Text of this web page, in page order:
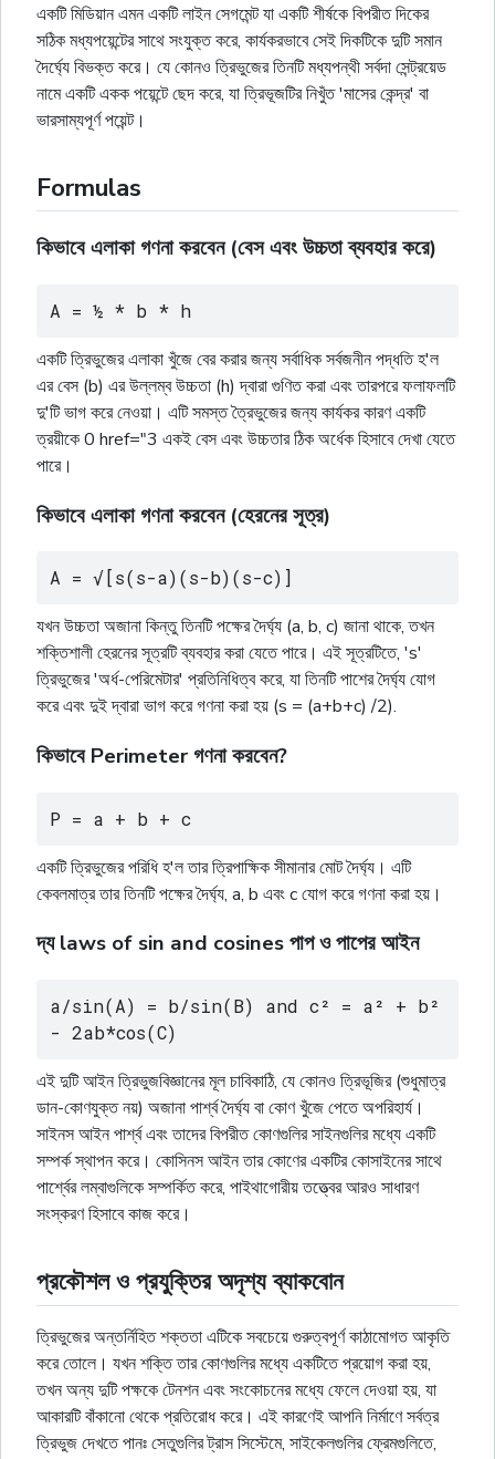
একটি মিডিয়ান এমন একটি লাইন সেগমেন্ট যা একটি শীর্ষকে বিপরীত দিকের
সঠিক মধ্যপয়েন্টের সাথে সংযুক্ত করে, কার্যকরভাবে সেই দিকটিকে দুটি সমান
দৈর্ঘ্যে বিভক্ত করে। যে কোনও ত্রিভুজের তিনটি মধ্যপন্থী সর্বদা সেন্ট্রয়েড
নামে একটি একক পয়েন্টে ছেদ করে, যা ত্রিভূজটির নিখুঁত 'মাসের কেন্দ্র' বা
ভারসাম্যপূর্ণ পয়েন্ট।
Formulas
কিভাবে এলাকা গণনা করবেন (বেস এবং উচ্চতা ব্যবহার করে)
A = ½ * b * h
একটি ত্রিভুজের এলাকা খুঁজে বের করার জন্য সর্বাধিক সর্বজনীন পদ্ধতি হ'ল
এর বেস (b) এর উল্লম্ব উচ্চতা (h) দ্বারা গুণিত করা এবং তারপরে ফলাফলটি
দু'টি ভাগ করে নেওয়া। এটি সমস্ত ত্রৈভুজের জন্য কার্যকর কারণ একটি
ত্রয়ীকে 0 href="3 একই বেস এবং উচ্চতার ঠিক অর্ধেক হিসাবে দেখা যেতে
পারে।
কিভাবে এলাকা গণনা করবেন (হেরনের সূত্র)
A = √[s(s-a)(s-b)(s-c)]
যখন উচ্চতা অজানা কিন্তু তিনটি পক্ষের দৈর্ঘ্য (a, b, c) জানা থাকে, তখন
শক্তিশালী হেরনের সূত্রটি ব্যবহার করা যেতে পারে। এই সূত্রটিতে, 's'
ত্রিভুজের 'অর্ধ-পেরিমেটার' প্রতিনিধিত্ব করে, যা তিনটি পাশের দৈৰ্ঘ্য যোগ
করে এবং দুই দ্বারা ভাগ করে গণনা করা হয় (s = (a+b+c) /2).
কিভাবে Perimeter গণনা করবেন?
P = a + b + c
একটি ত্রিভুজের পরিধি হ'ল তার ত্রিপাক্ষিক সীমানার মোট দৈর্ঘ্য। এটি
কেবলমাত্র তার তিনটি পক্ষের দৈৰ্ঘ্য, a, b এবং c যোগ করে গণনা করা হয়।
দ্য laws of sin and cosines পাপ ও পাপের আইন
a/sin(A) = b/sin(B) and c² = a² + b²
- 2ab*cos(C)
এই দুটি আইন ত্রিভুজবিজ্ঞানের মূল চাবিকাঠি, যে কোনও ত্রিভূজির (শুধুমাত্র
ডান-কোণযুক্ত নয়) অজানা পার্শ্ব দৈর্ঘ্য বা কোণ খুঁজে পেতে অপরিহার্য।
সাইনস আইন পার্শ্ব এবং তাদের বিপরীত কোণগুলির সাইনগুলির মধ্যে একটি
সম্পর্ক স্থাপন করে। কোসিনস আইন তার কোণের একটির কোসাইনের সাথে
পার্শ্বের লম্বাগুলিকে সম্পর্কিত করে, পাইথাগোরীয় তত্ত্বের আরও সাধারণ
সংস্করণ হিসাবে কাজ করে।
প্রকৌশল ও প্রযুক্তির অদৃশ্য ব্যাকবোন
ত্রিভুজের অন্তর্নিহিত শক্ততা এটিকে সবচেয়ে গুরুত্বপূর্ণ কাঠামোগত আকৃতি
করে তোলে। যখন শক্তি তার কোণগুলির মধ্যে একটিতে প্রয়োগ করা হয়,
তখন অন্য দুটি পক্ষকে টেনশন এবং সংকোচনের মধ্যে ফেলে দেওয়া হয়, যা
আকারটি বাঁকানো থেকে প্রতিরোধ করে। এই কারণেই আপনি নির্মাণে সর্বত্র
ত্রিভুজ দেখতে পানঃ সেতুগুলির ট্রাস সিস্টেমে, সাইকেলগুলির ফ্রেমগুলিতে,